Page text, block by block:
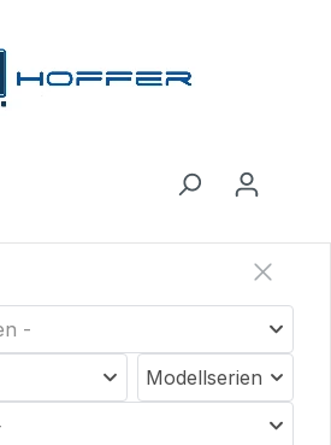
-
Modellserien